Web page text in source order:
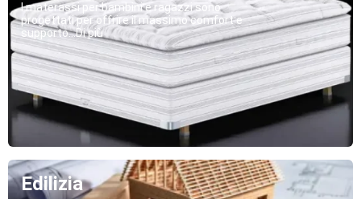
I materassi per bambini e ragazzi sono
progettati per offrire il massimo comfort e
supporto...Di più
Edilizia